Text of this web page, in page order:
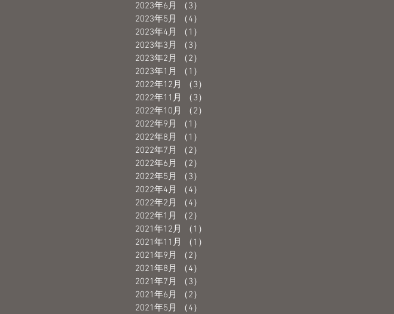
2023年6月
（3）
2023年5月
（4）
2023年4月
（1）
2023年3月
（3）
2023年2月
（2）
2023年1月
（1）
2022年12月
（3）
2022年11月
（3）
2022年10月
（2）
2022年9月
（1）
2022年8月
（1）
2022年7月
（2）
2022年6月
（2）
2022年5月
（3）
2022年4月
（4）
2022年2月
（4）
2022年1月
（2）
2021年12月
（1）
2021年11月
（1）
2021年9月
（2）
2021年8月
（4）
2021年7月
（3）
2021年6月
（2）
2021年5月
（4）